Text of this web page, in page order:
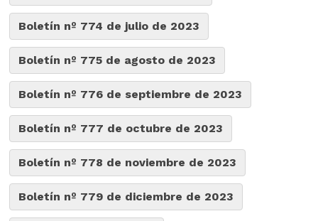
Boletín nº 774 de julio de 2023
Boletín nº 775 de agosto de 2023
Boletín nº 776 de septiembre de 2023
Boletín nº 777 de octubre de 2023
Boletín nº 778 de noviembre de 2023
Boletín nº 779 de diciembre de 2023